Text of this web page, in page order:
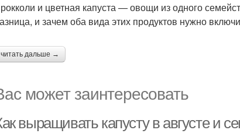
и цветная капуста — овощи из одного
и зачем оба вида этих продуктов нужно
читать дальше →
может заинтересовать
выращивать капусту в августе и